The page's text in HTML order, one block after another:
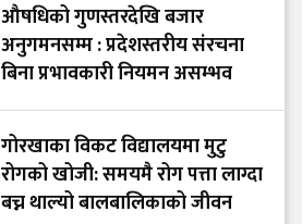
औषधिको गुणस्तरदेखि बजार
अनुगमनसम्म : प्रदेशस्तरीय संरचना
बिना प्रभावकारी नियमन असम्भव
गोरखाका विकट विद्यालयमा मुटु
रोगको खोजी: समयमै रोग पत्ता लाग्दा
बच्न थाल्यो बालबालिकाको जीवन